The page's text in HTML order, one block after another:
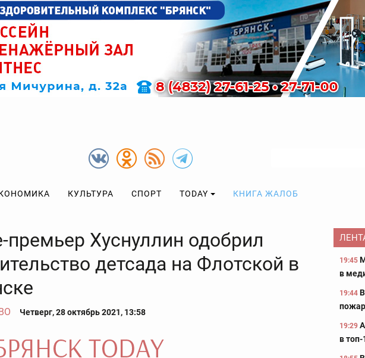
КУЛЬТУРА СПОРТ TODAY КНИГА ЖАЛОБ
премьер Хуснуллин одобрил
детсада на Флотской в
Четверг, 28 октябрь 2021, 13:58
19:45
в
19:44
19:29
в